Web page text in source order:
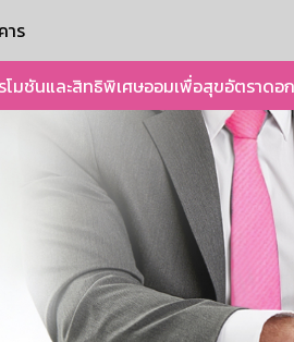
าร
โมชันและสิทธิพิเศษออมเพื่อสุขอัตราดอ